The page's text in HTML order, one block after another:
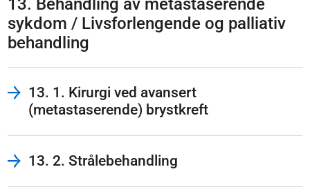
13. Behandling av metastaserende
sykdom / Livsforlengende og palliativ
behandling
13. 1. Kirurgi ved avansert
(metastaserende) brystkreft
13. 2. Strålebehandling